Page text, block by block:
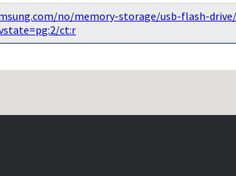
no/memory-storage/usb-flash-
ct:r